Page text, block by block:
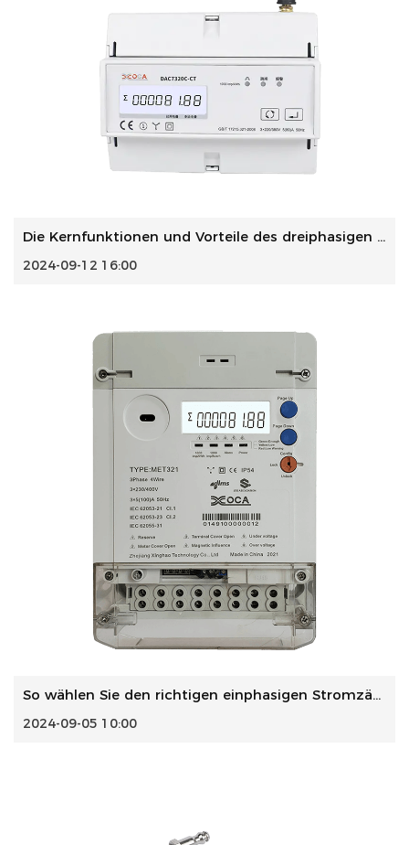
Die Kernfunktionen und Vorteile des dreiphasigen multifunk...
2024-09-12 16:00
So wählen Sie den richtigen einphasigen Stromzähler für Si...
2024-09-05 10:00